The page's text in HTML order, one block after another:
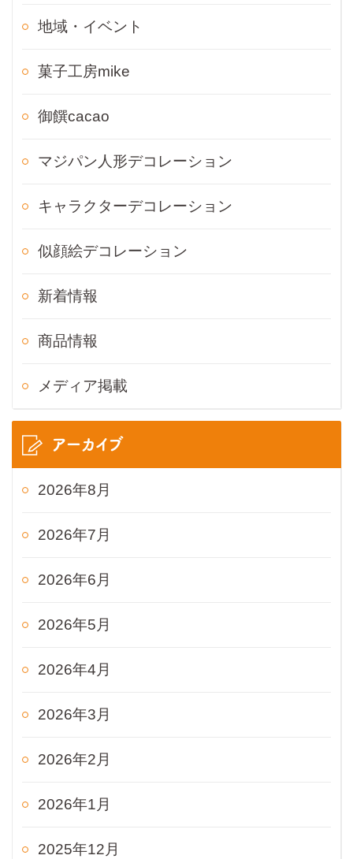
地域・イベント
菓子工房mike
御饌cacao
マジパン人形デコレーション
キャラクターデコレーション
似顔絵デコレーション
新着情報
商品情報
メディア掲載
アーカイブ
2026年8月
2026年7月
2026年6月
2026年5月
2026年4月
2026年3月
2026年2月
2026年1月
2025年12月